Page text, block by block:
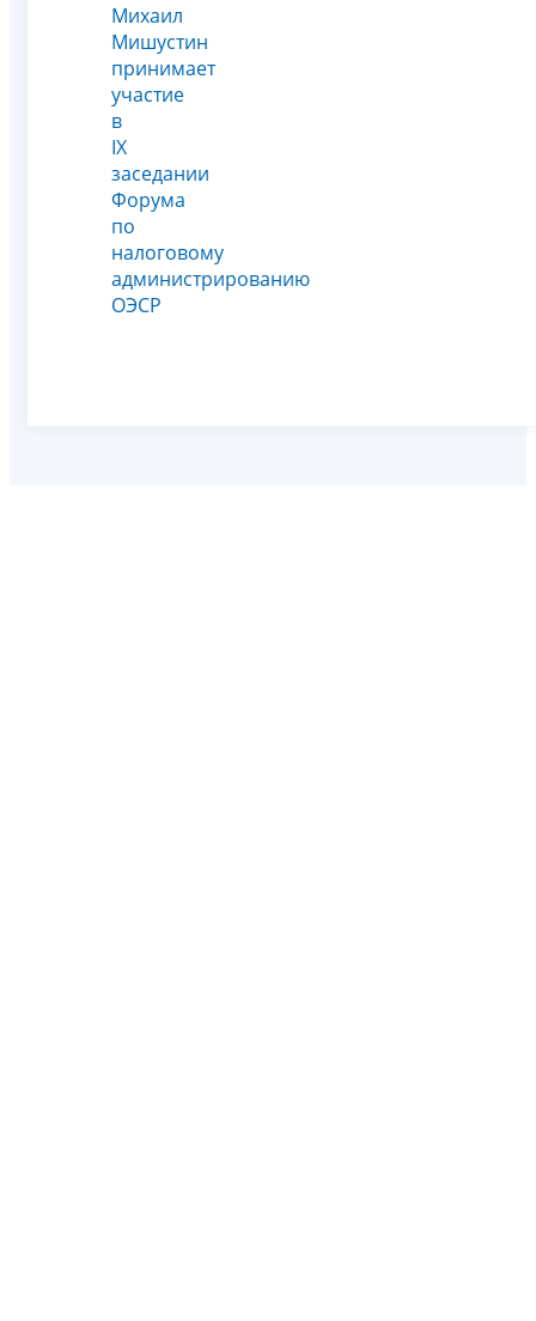
Михаил
Мишустин
принимает
участие
в
IX
заседании
Форума
по
налоговому
администрированию
ОЭСР